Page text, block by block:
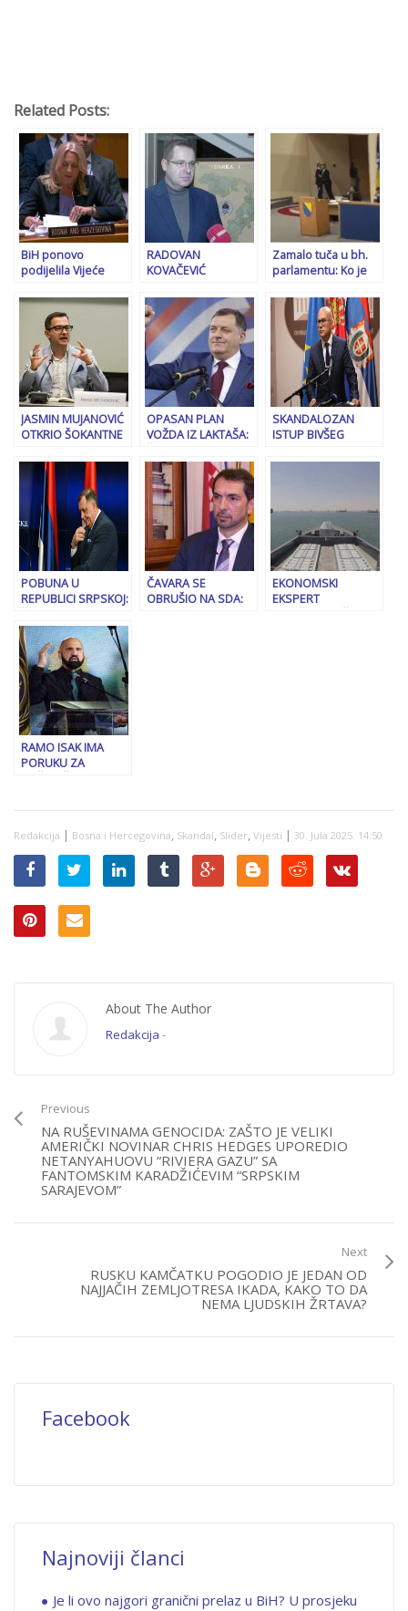
Related Posts:
BiH ponovo
podijelila Vijeće
i zapadni blok. Uz
Cvijanović stale
Rusije, Kina i Srbija
RADOVAN
KOVAČEVIĆ
NOVU KOALICIJU
BiH: “Krivi smo im
predsjednik Dodik i
mi iz vlasti, zato što
ih 20 godina
pobjeđujemo”
Zamalo tuča u bh.
parlamentu: Ko je
pesnice
JASMIN MUJANOVIĆ
OTKRIO ŠOKANTNE
KONFERENCIJE U
DEJTONU: “Tim
skupom je potpuno
dominirao HDZ.
Grlić Radman je čak
rekao da je…!”
OPASAN PLAN
VOŽDA IZ LAKTAŠA:
Orbanu u
Budimpešti…
SKANDALOZAN
ISTUP BIVŠEG
Miloš Vučević
za…
POBUNA U
REPUBLICI SRPSKOJ:
podršci Milorada
Dodika i povećanju
plaća…
ČAVARA SE
OBRUŠIO NA SDA:
EKONOMSKI
EKSPERT
RAMO ISAK IMA
PORUKU ZA
da prestanemo sa
Redakcija | Bosna i Hercegovina, Skandal, Slider, Vijesti | 30. Jula 2025. 14:50
About The Author
Redakcija -
Previous
NA RUŠEVINAMA GENOCIDA: ZAŠTO JE VELIKI
AMERIČKI NOVINAR CHRIS HEDGES UPOREDIO
NETANYAHUOVU “RIVIERA GAZU” SA
FANTOMSKIM KARADŽIĆEVIM “SRPSKIM
SARAJEVOM”
Next
RUSKU KAMČATKU POGODIO JE JEDAN OD
NAJJAČIH ZEMLJOTRESA IKADA, KAKO TO DA
NEMA LJUDSKIH ŽRTAVA?
Facebook
Najnoviji članci
Je li ovo najgori granični prelaz u BiH? U prosjeku